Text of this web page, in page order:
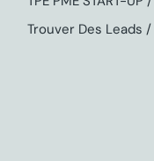
Trouver Des Leads